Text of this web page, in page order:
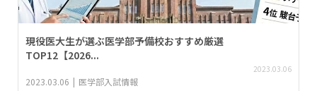
現役医大生が選ぶ医学部予備校おすすめ厳選
TOP12【2026...
2023.03.06
2023.03.06 医学部入試情報